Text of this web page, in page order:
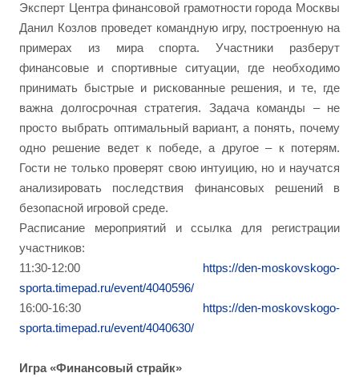
Эксперт Центра финансовой грамотности города Москвы
Данил Козлов проведет командную игру, построенную на
примерах из мира спорта. Участники разберут
финансовые и спортивные ситуации, где необходимо
принимать быстрые и рискованные решения, и те, где
важна долгосрочная стратегия. Задача команды – не
просто выбрать оптимальный вариант, а понять, почему
одно решение ведет к победе, а другое – к потерям.
Гости не только проверят свою интуицию, но и научатся
анализировать последствия финансовых решений в
безопасной игровой среде.
Расписание мероприятий и ссылка для регистрации
участников:
11:30-12:00 https://den-moskovskogo-
sporta.timepad.ru/event/4040596/
16:00-16:30 https://den-moskovskogo-
sporta.timepad.ru/event/4040630/
Игра «Финансовый страйк»